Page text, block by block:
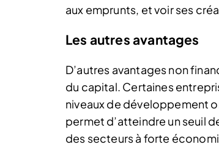
aux emprunts, et voir ses
Les autres avantages
D’autres avantages non
du capital. Certaines
niveaux de développement
permet d’atteindre un seuil
des secteurs à forte